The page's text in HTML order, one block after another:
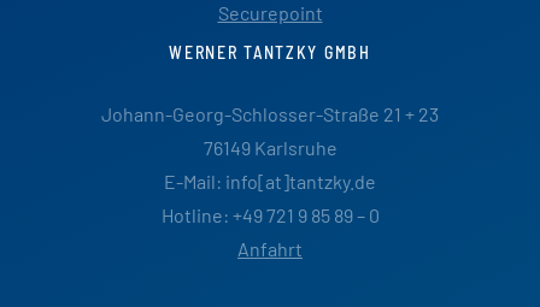
Securepoint
WERNER TANTZKY GMBH
Johann-Georg-Schlosser-Straße 21 + 23
76149 Karlsruhe
E-Mail: info[at]tantzky.de
Hotline: +49 721 9 85 89 – 0
Anfahrt